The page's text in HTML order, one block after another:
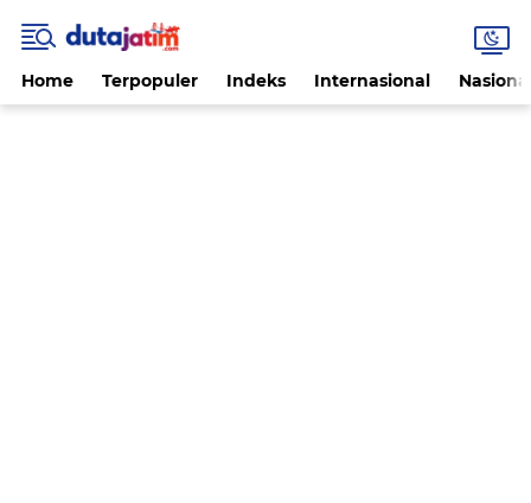
Home Terpopuler Indeks Internasional